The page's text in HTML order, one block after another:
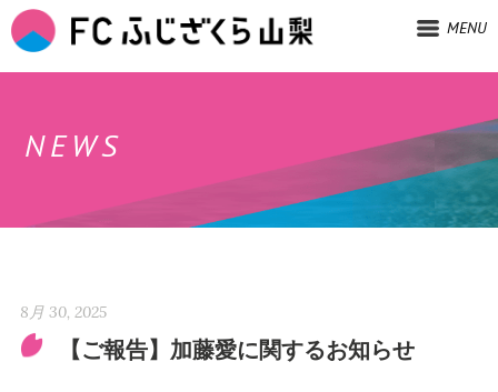
MENU
NEWS
8月 30, 2025
【ご報告】加藤愛に関するお知らせ